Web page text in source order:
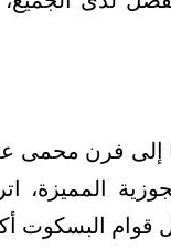
المميزة،
قوام البسكوت